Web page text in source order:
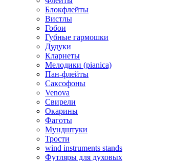
Блокфлейты
Вистлы
Гобои
Губные гармошки
Дудуки
Кларнеты
Мелодики (pianica)
Пан-флейты
Саксофоны
Venova
Свирели
Окарины
Фаготы
Мундштуки
Трости
wind instruments stands
Футляры для духовых